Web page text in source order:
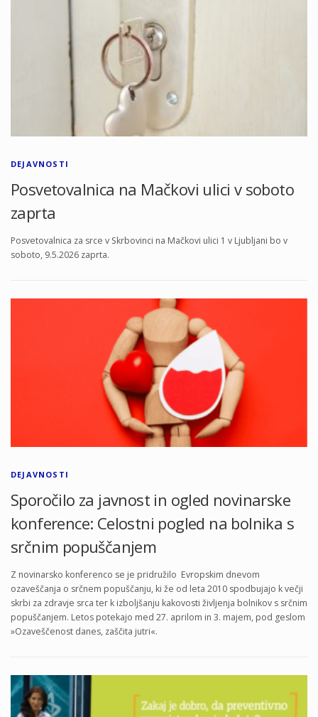
DEJAVNOSTI
Posvetovalnica na Mačkovi ulici v soboto
zaprta
Posvetovalnica za srce v Skrbovinci na Mačkovi ulici 1 v Ljubljani bo v
soboto, 9.5.2026 zaprta.
DEJAVNOSTI
Sporočilo za javnost in ogled novinarske
konference: Celostni pogled na bolnika s
srčnim popuščanjem
Z novinarsko konferenco se je pridružilo Evropskim dnevom
ozaveščanja o srčnem popuščanju, ki že od leta 2010 spodbujajo k večji
skrbi za zdravje srca ter k izboljšanju kakovosti življenja bolnikov s srčnim
popuščanjem. Letos potekajo med 27. aprilom in 3. majem, pod geslom
»Ozaveščenost danes, zaščita jutri«.